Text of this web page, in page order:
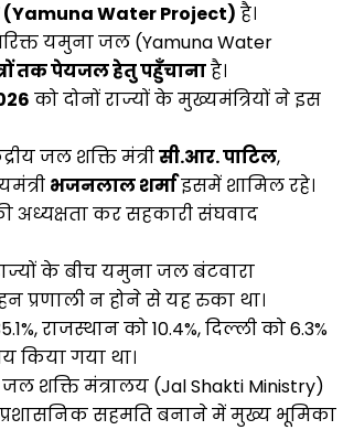
(Yamuna Water Project) है।
यमुना जल (Yamuna Water
तक पेयजल हेतु पहुँचानाहै।
को दोनों राज्यों के मुख्यमंत्रियों ने इस
जल शक्ति मंत्रीसी.आर. पाटिल,
भजनलाल शर्माइसमें शामिल रहे।
अध्यक्षता कर सहकारी संघवाद
के बीच यमुना जल बंटवारा
प्रणाली न होने से यह रुका था।
राजस्थान को 10.4%, दिल्ली को 6.3%
किया गया था।
जल शक्ति मंत्रालय (Jal Shakti Ministry)
सहमति बनाने में मुख्य भूमिका